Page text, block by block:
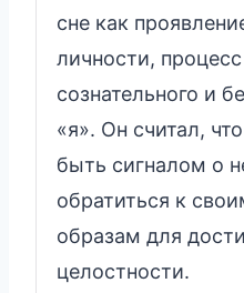
сне как
личности,
сознательного и
«я». Он считал,
быть сигналом о
обратиться к
образам для
целостности.